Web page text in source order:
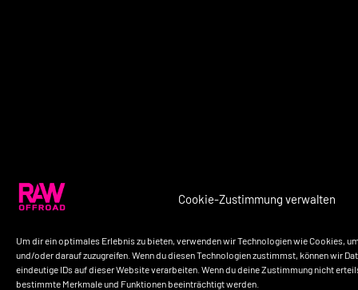
Cookie-Zustimmung verwalten
Um dir ein optimales Erlebnis zu bieten, verwenden wir Technologien wie Cookies,
und/oder darauf zuzugreifen. Wenn du diesen Technologien zustimmst, können wir
eindeutige IDs auf dieser Website verarbeiten. Wenn du deine Zustimmung nicht
bestimmte Merkmale und Funktionen beeinträchtigt werden.